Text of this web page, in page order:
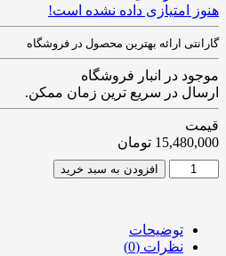
هنوز امتیازی داده نشده است!
گارانتی ارائه بهترین محصول در فروشگاه
موجود در انبار فروشگاه
ارسال در سریع ترین زمان ممکن.
قیمت
15,480,000 تومان
افزودن به سبد خرید
توضیحات
نظرات (0)